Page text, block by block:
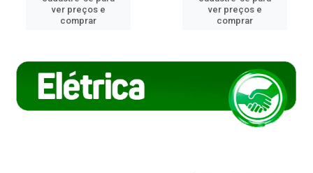
ver preços e
comprar
ver preços e
comprar